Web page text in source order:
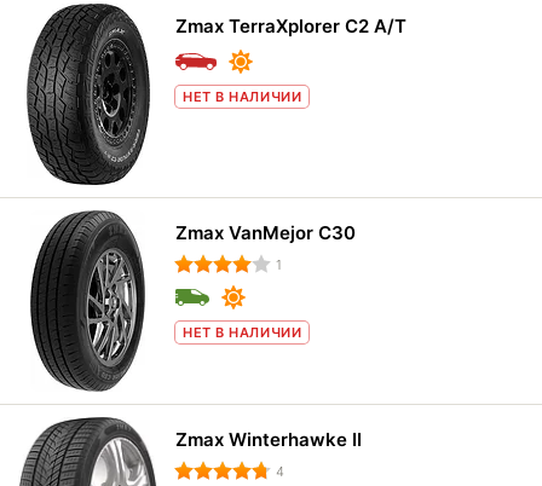
Zmax TerraXplorer C2 A/T
НЕТ В НАЛИЧИИ
Zmax VanMejor C30
1
НЕТ В НАЛИЧИИ
Zmax Winterhawke II
4